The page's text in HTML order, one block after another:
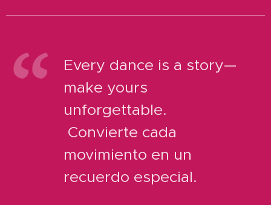
Every dance is a story—
make yours
unforgettable.
Convierte cada
movimiento en un
recuerdo especial.